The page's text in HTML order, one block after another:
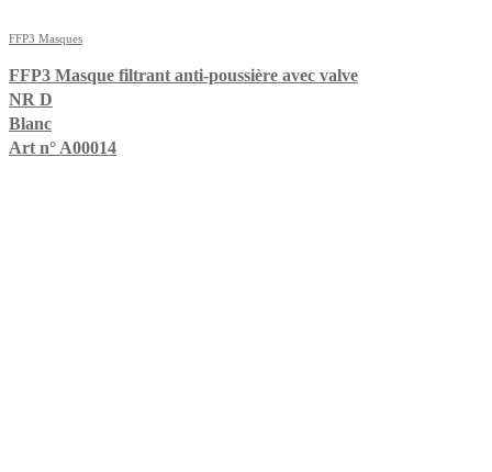
FFP3 Masques
FFP3 Masque filtrant anti-poussière avec valve
NR D
Blanc
Art n° A00014